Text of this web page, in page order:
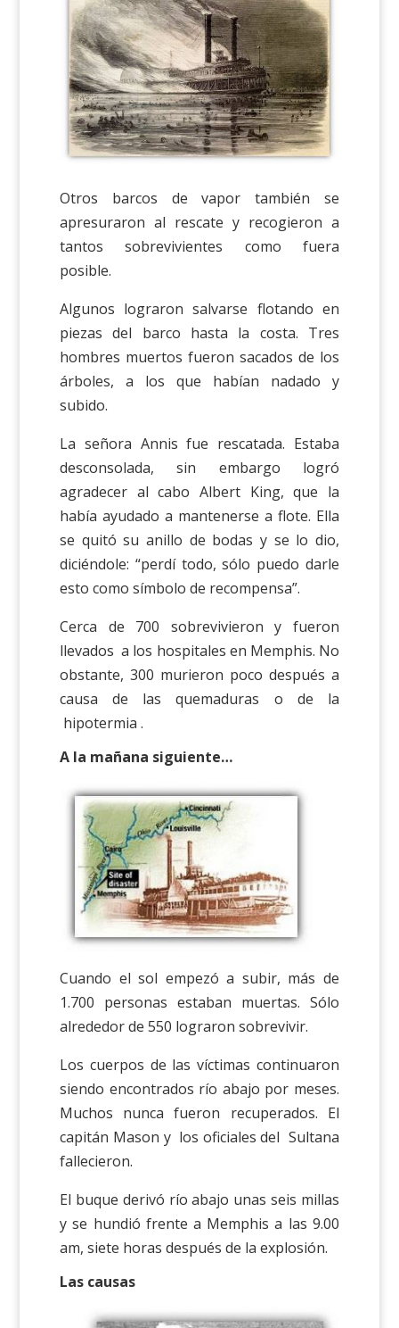
Otros barcos de vapor también se
apresuraron al rescate y recogieron a
tantos sobrevivientes como fuera
posible.
Algunos lograron salvarse flotando en
piezas del barco hasta la costa. Tres
hombres muertos fueron sacados de los
árboles, a los que habían nadado y
subido.
La señora Annis fue rescatada. Estaba
desconsolada, sin embargo logró
agradecer al cabo Albert King, que la
había ayudado a mantenerse a flote. Ella
se quitó su anillo de bodas y se lo dio,
diciéndole: “perdí todo, sólo puedo darle
esto como símbolo de recompensa”.
Cerca de 700 sobrevivieron y fueron
llevados a los hospitales en Memphis. No
obstante, 300 murieron poco después a
causa de las quemaduras o de la
hipotermia .
A la mañana siguiente…
Cuando el sol empezó a subir, más de
1.700 personas estaban muertas. Sólo
alrededor de 550 lograron sobrevivir.
Los cuerpos de las víctimas continuaron
siendo encontrados río abajo por meses.
Muchos nunca fueron recuperados. El
capitán Mason y los oficiales del Sultana
fallecieron.
El buque derivó río abajo unas seis millas
y se hundió frente a Memphis a las 9.00
am, siete horas después de la explosión.
Las causas